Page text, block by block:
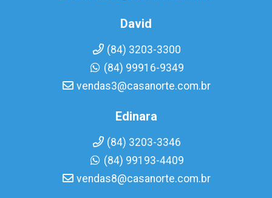
David
(84) 3203-3300
(84) 99916-9349
vendas3@casanorte.com.br
Edinara
(84) 3203-3346
(84) 99193-4409
vendas8@casanorte.com.br